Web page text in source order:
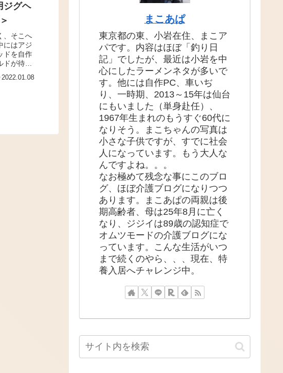
ジグヘ
、そこへ
にはアジ
ドを自作
が待ち
2022.01.08
まこあぱ
東京都の東、小岩在住、まこア
パです。内容はほぼ「釣り日
記」でしたが、最近は小岩を中
心にしたラーメンネタが多いで
す。他には自作PC、車いぢ
り、一時期、2013～15年は仙台
にもいました（単身赴任）、
1967年生まれのもうすぐ60代に
なりそう。まこちゃんの写真は
小さな子供ですが、すでに社会
人になっています。もう大人な
んですよね。。。
なお極めて残念な事にこのブロ
グ、ほぼ介護ブログになりつつ
あります。まこあぱの両親は後
期高齢者、母は25年8月に亡く
なり、ジジイは89歳の認知症で
オムツモードの介護ブログにな
っています。こんな生活がいつ
まで続くのやら、、、現在、特
養入居へチャレンジ中。